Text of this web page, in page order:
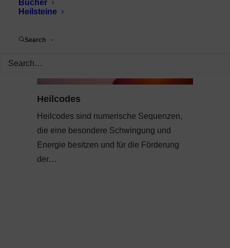
Bücher
Heilsteine
Search
Heilcodes
Heilcodes sind numerische Sequenzen,
die eine besondere Schwingung und
Energie besitzen und für die Förderung
der…